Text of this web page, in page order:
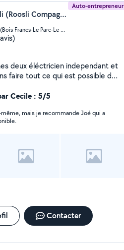
Auto-entrepreneur
Joé Roosli (Roosli Compagny)
Saint-Vallier (Bois Francs-Le Parc-Le Poivre)
deux éléctricien independant et
faire tout ce qui est possible de
Cecile : 5/5
même, mais je recommande Joé qui a
Contacter